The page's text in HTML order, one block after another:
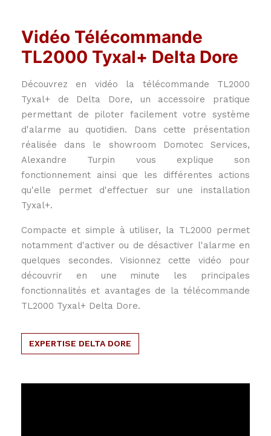
Vidéo Télécommande
TL2000 Tyxal+ Delta Dore
Découvrez en vidéo la télécommande TL2000
Tyxal+ de Delta Dore, un accessoire pratique
permettant de piloter facilement votre système
d'alarme au quotidien. Dans cette présentation
réalisée dans le showroom Domotec Services,
Alexandre Turpin vous explique son
fonctionnement ainsi que les différentes actions
qu'elle permet d'effectuer sur une installation
Tyxal+.
Compacte et simple à utiliser, la TL2000 permet
notamment d'activer ou de désactiver l'alarme en
quelques secondes. Visionnez cette vidéo pour
découvrir en une minute les principales
fonctionnalités et avantages de la télécommande
TL2000 Tyxal+ Delta Dore.
EXPERTISE DELTA DORE